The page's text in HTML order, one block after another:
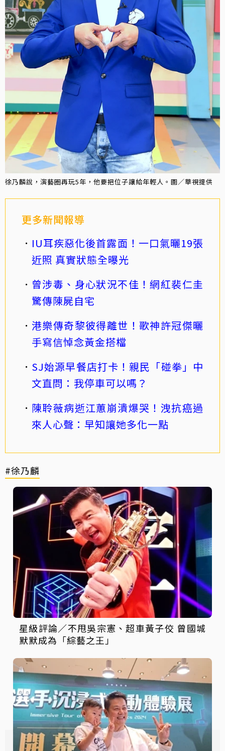
徐乃麟說，演藝圈再玩5年，他要把位子讓給年輕人。圖／華視提供
更多新聞報導
IU耳疾惡化後首露面！一口氣曬19張
近照 真實狀態全曝光
曾涉毒、身心狀況不佳！網紅裴仁圭
驚傳陳屍自宅
港樂傳奇黎彼得離世！歌神許冠傑曬
手寫信悼念黃金搭檔
SJ始源早餐店打卡！親民「碰拳」中
文直問：我停車可以嗎？
陳聆薇病逝江蕙崩潰爆哭！洩抗癌過
來人心聲：早知讓她多化一點
#徐乃麟
星級評論／不甩吳宗憲、超車黃子佼 曾國城
默默成為「綜藝之王」